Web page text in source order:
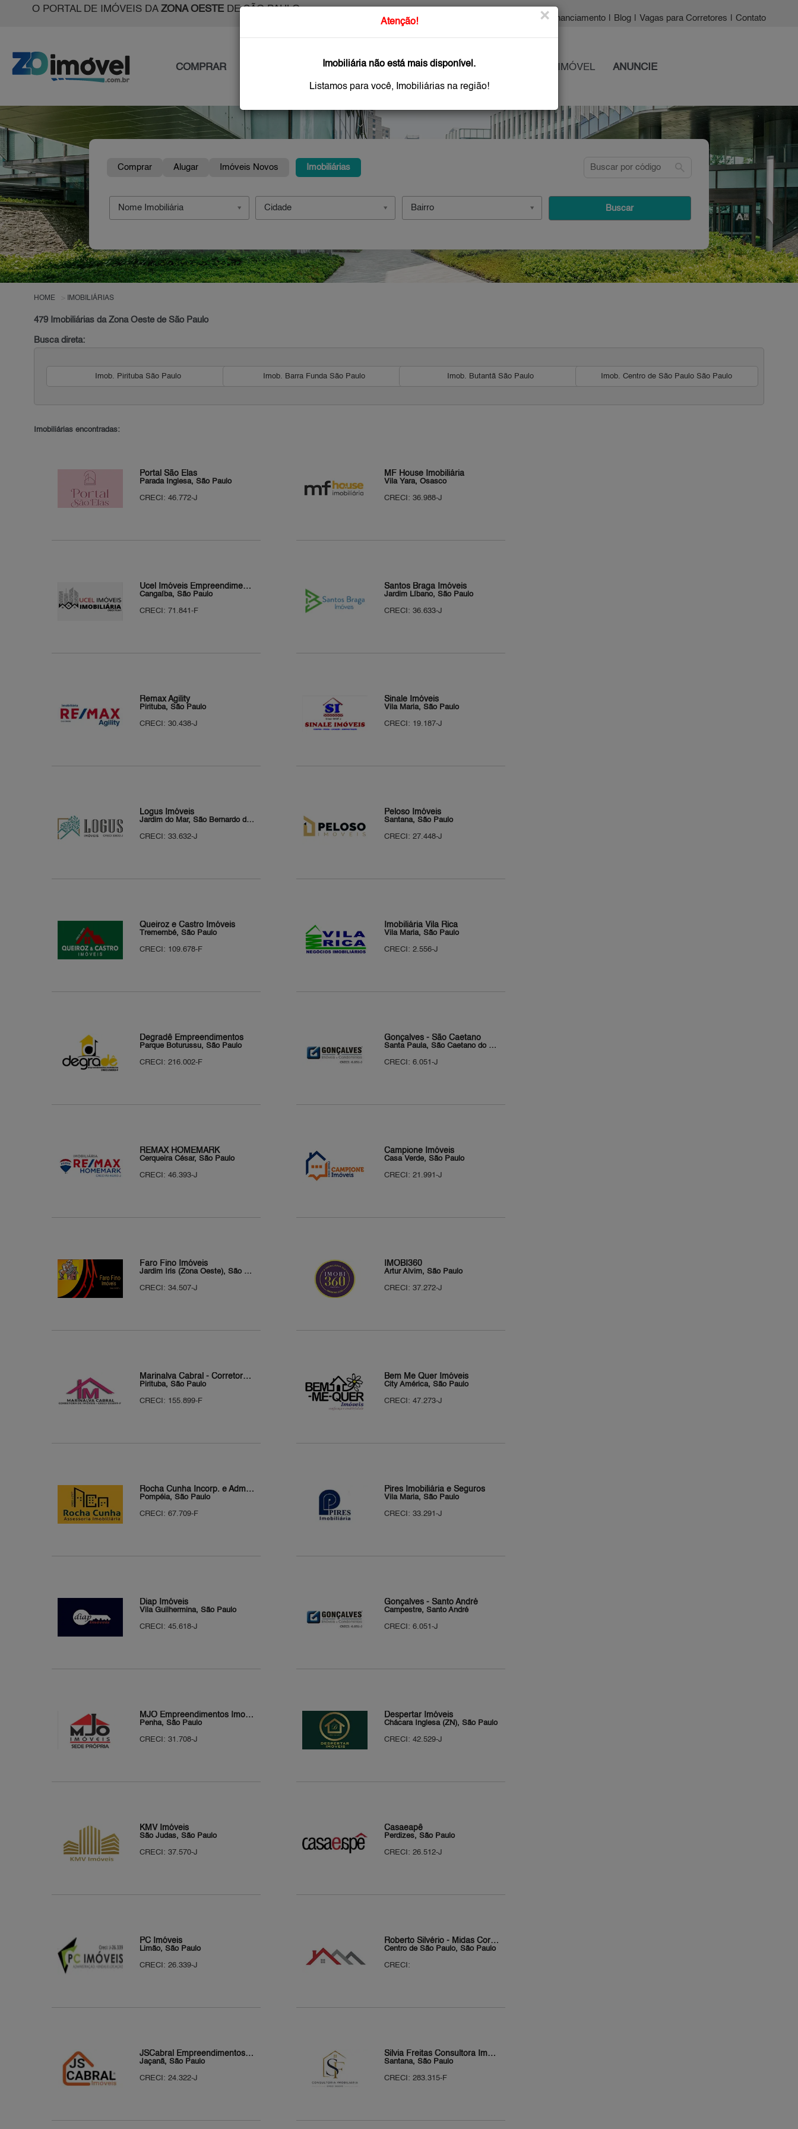
O PORTAL DE IMÓVEIS DA ZONA OESTEDE SÃO PAULO
| Financiamento Blog Vagas para Corretores Contato
COMPRAR IMÓVEIS NOVOS IMOBILIÁRIAS OFEREÇA SEU IMÓVEL ANUNCIE
Comprar Alugar Imóveis Novos Imobiliárias search
Nome Imobiliária Cidade Bairro Buscar
HOME IMOBILIÁRIAS
479 Imobiliárias da Zona Oeste de São Paulo
Busca direta:
Imob. Pirituba São Paulo Imob. Barra Funda São Paulo Imob. Butantã São Paulo Imob. Centro de São Paulo São Paulo
Imobiliárias encontradas:
Portal São Elas
Parada Inglesa, São Paulo
CRECI: 46.772-J
MF House Imobiliária
Vila Yara, Osasco
CRECI: 36.988-J
Ucel Imóveis Empreendimentos Imobiliários
Cangaíba, São Paulo
CRECI: 71.841-F
Santos Braga Imóveis
Jardim Líbano, São Paulo
CRECI: 36.633-J
Remax Agility
Pirituba, São Paulo
CRECI: 30.438-J
Sinale Imóveis
Vila Maria, São Paulo
CRECI: 19.187-J
Logus Imóveis
Jardim do Mar, São Bernardo do Campo
CRECI: 33.632-J
Peloso Imóveis
Santana, São Paulo
CRECI: 27.448-J
Queiroz e Castro Imóveis
Tremembé, São Paulo
CRECI: 109.678-F
Imobiliária Vila Rica
Vila Maria, São Paulo
CRECI: 2.556-J
Degradê Empreendimentos
Parque Boturussu, São Paulo
CRECI: 216.002-F
Gonçalves - São Caetano
Santa Paula, São Caetano do Sul
CRECI: 6.051-J
REMAX HOMEMARK
Cerqueira César, São Paulo
CRECI: 46.393-J
Campione Imóveis
Casa Verde, São Paulo
CRECI: 21.991-J
Faro Fino Imóveis
Jardim Íris (Zona Oeste), São Paulo
CRECI: 34.507-J
IMOBI360
Artur Alvim, São Paulo
CRECI: 37.272-J
Marinalva Cabral - Corretora de imóveis
Pirituba, São Paulo
CRECI: 155.899-F
Bem Me Quer Imóveis
City América, São Paulo
CRECI: 47.273-J
Rocha Cunha Incorp. e Adm de Imóveis
Pompéia, São Paulo
CRECI: 67.709-F
Pires Imobiliária e Seguros
Vila Maria, São Paulo
CRECI: 33.291-J
Diap Imóveis
Vila Guilhermina, São Paulo
CRECI: 45.618-J
Gonçalves - Santo André
Campestre, Santo André
CRECI: 6.051-J
MJO Empreendimentos Imobiliários
Penha, São Paulo
CRECI: 31.708-J
Despertar Imóveis
Chácara Inglesa (ZN), São Paulo
CRECI: 42.529-J
KMV Imóveis
São Judas, São Paulo
CRECI: 37.570-J
Casaeapê
Perdizes, São Paulo
CRECI: 26.512-J
PC Imóveis
Limão, São Paulo
CRECI: 26.339-J
Roberto Silvério - Midas Corretor
Centro de São Paulo, São Paulo
CRECI:
JSCabral Empreendimentos e Comércio Ltda
Jaçanã, São Paulo
CRECI: 24.322-J
Silvia Freitas Consultora Imobiliária
Santana, São Paulo
CRECI: 283.315-F
Atenção! ×
Imobiliária não está mais disponível.
Listamos para você, Imobiliárias na região!